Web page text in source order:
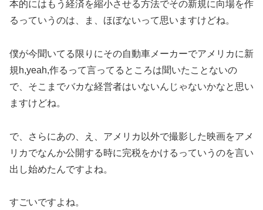
本的にはもう経済を縮小させる方法でその新規に向場を作
るっていうのは、ま、ほぼないって思いますけどね。
僕が今聞いてる限りにその自動車メーカーでアメリカに新
規h,yeah,作るって言ってるところは聞いたことないの
で、そこまでバカな経営者はいないんじゃないかなと思い
ますけどね。
で、さらにあの、え、アメリカ以外で撮影した映画をアメ
リカでなんか公開する時に完税をかけるっていうのを言い
出し始めたんですよね。
すごいですよね。